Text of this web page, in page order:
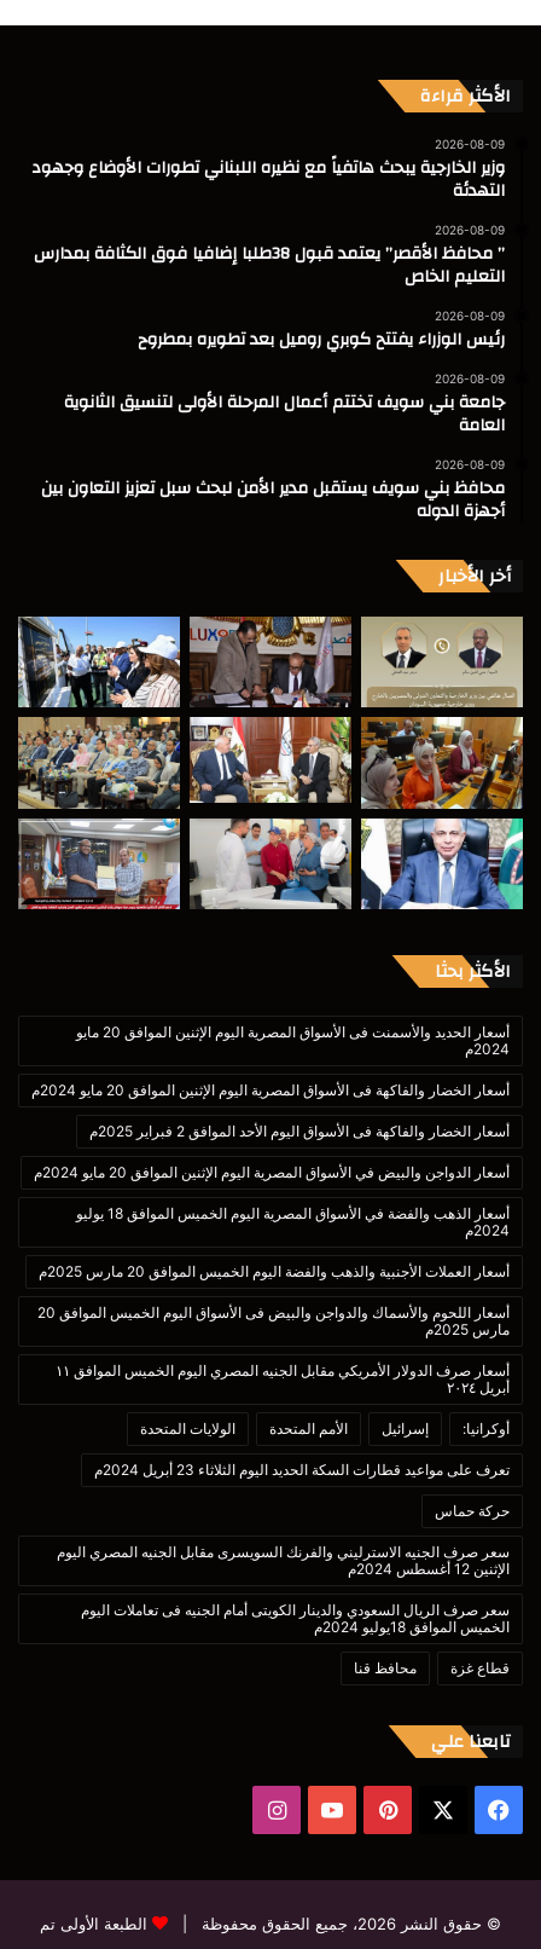
الأكثر قراءة
2026-08-09
وزير الخارجية يبحث هاتفياً مع نظيره اللبناني تطورات الأوضاع وجهود
التهدئة
2026-08-09
” محافظ الأقصر” يعتمد قبول 38طلبا إضافيا فوق الكثافة بمدارس
التعليم الخاص
2026-08-09
رئيس الوزراء يفتتح كوبري روميل بعد تطويره بمطروح
2026-08-09
جامعة بني سويف تختتم أعمال المرحلة الأولى لتنسيق الثانوية
العامة
2026-08-09
محافظ بني سويف يستقبل مدير الأمن لبحث سبل تعزيز التعاون بين
أجهزة الدوله
أخر الأخبار
الأكثر بحثا
أسعار الحديد والأسمنت فى الأسواق المصرية اليوم الإثنين الموافق 20 مايو
2024م
أسعار الخضار والفاكهة فى الأسواق المصرية اليوم الإثنين الموافق 20 مايو 2024م
أسعار الخضار والفاكهة فى الأسواق اليوم الأحد الموافق 2 فبراير 2025م
أسعار الدواجن والبيض في الأسواق المصرية اليوم الإثنين الموافق 20 مايو 2024م
أسعار الذهب والفضة في الأسواق المصرية اليوم الخميس الموافق 18 يوليو
2024م
أسعار العملات الأجنبية والذهب والفضة اليوم الخميس الموافق 20 مارس 2025م
أسعار اللحوم والأسماك والدواجن والبيض فى الأسواق اليوم الخميس الموافق 20
مارس 2025م
أسعار صرف الدولار الأمريكي مقابل الجنيه المصري اليوم الخميس الموافق ١١
أبريل ٢٠٢٤
أوكرانيا: إسرائيل الأمم المتحدة الولايات المتحدة
تعرف على مواعيد قطارات السكة الحديد اليوم الثلاثاء 23 أبريل 2024م
حركة حماس
سعر صرف الجنيه الاسترليني والفرنك السويسرى مقابل الجنيه المصري اليوم
الإثنين 12 أغسطس 2024م
سعر صرف الريال السعودي والدينار الكويتى أمام الجنيه فى تعاملات اليوم
الخميس الموافق 18يوليو 2024م
قطاع غزة محافظ قنا
تابعنا علي
فيسبوك بينتيريست‫YouTube
© حقوق النشر 2026، جميع الحقوق محفوظة | الطبعة الأولى تم